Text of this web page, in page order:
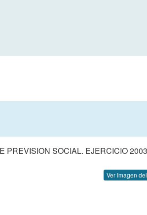
PREVISION SOCIAL. EJERCICIO 2003
Ver Imagen